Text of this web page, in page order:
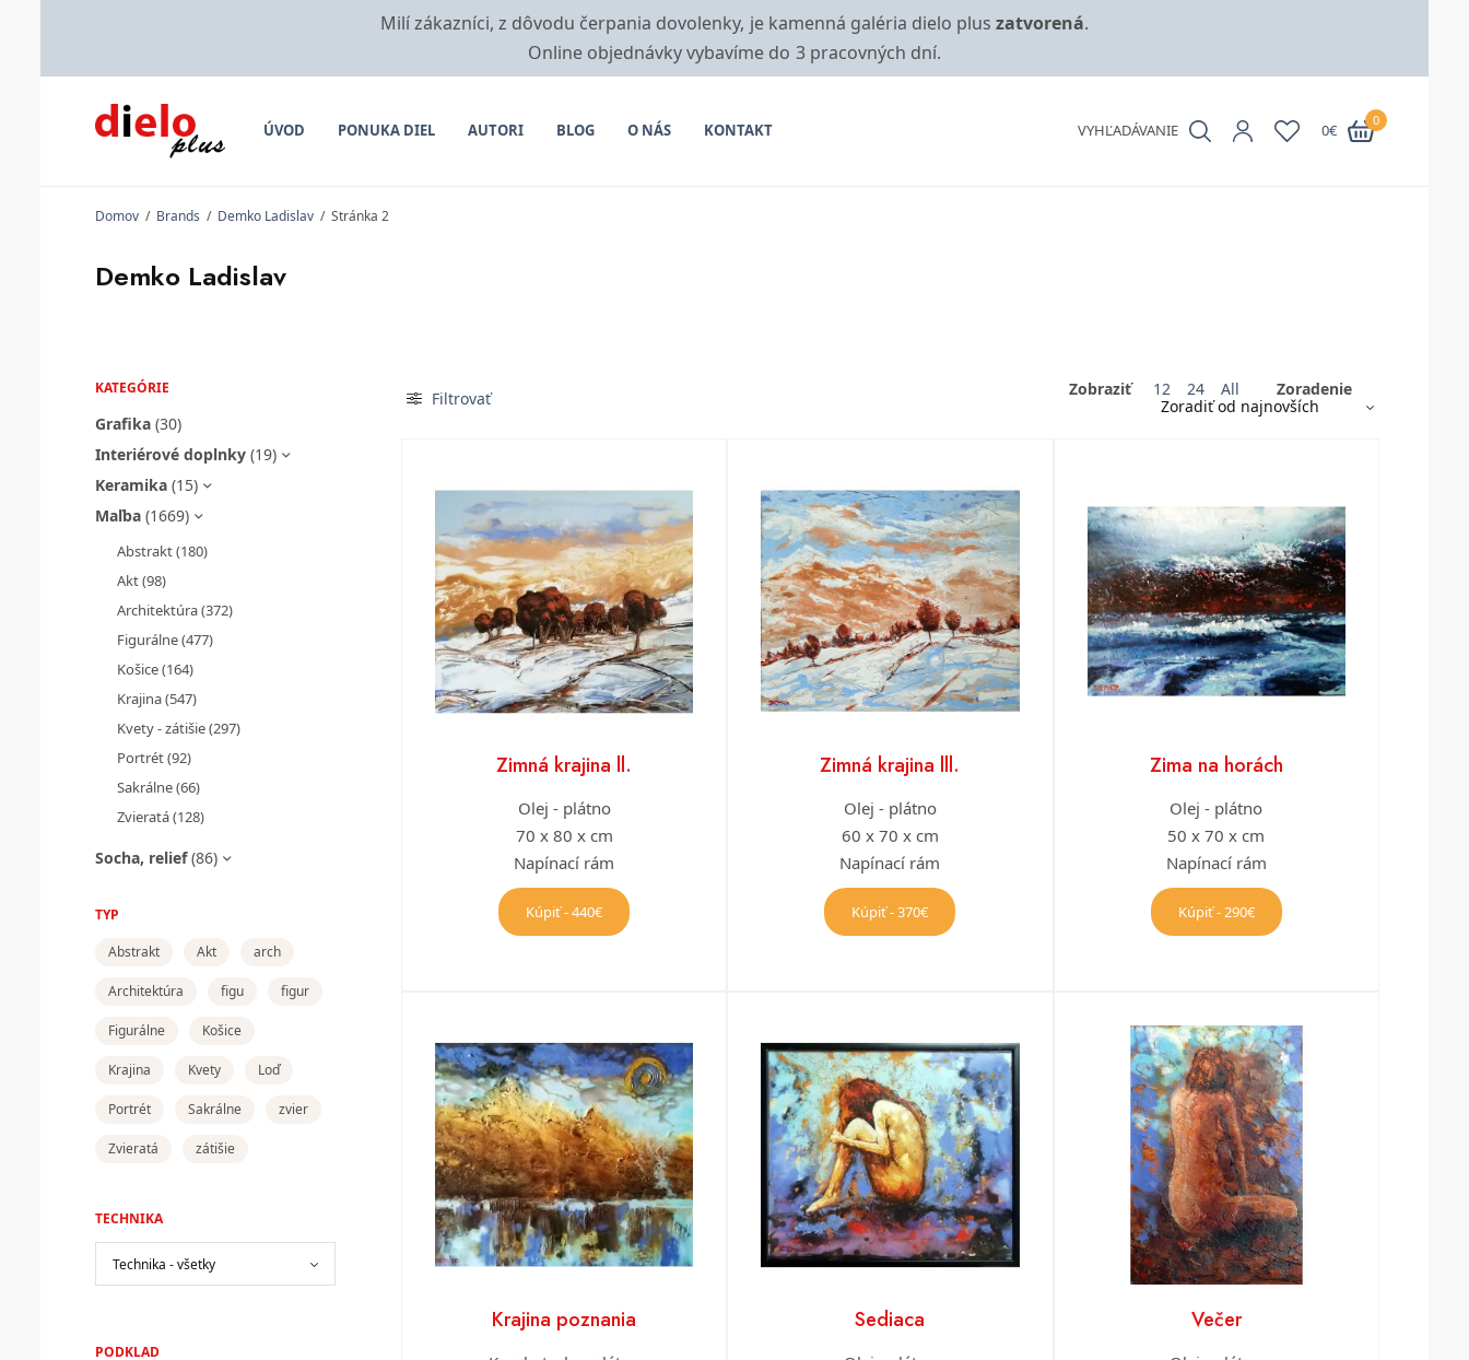
Milí zákazníci, z dôvodu čerpania dovolenky, je kamenná galéria dielo plus zatvorená.
Online objednávky vybavíme do 3 pracovných dní.
ÚVOD PONUKA DIEL AUTORI BLOG O NÁS KONTAKT VYHĽADÁVANIE 0€
0
Domov / Brands / Demko Ladislav / Stránka 2
Demko Ladislav
KATEGÓRIE
Grafika (30)
Interiérové doplnky (19)
Keramika (15)
Maľba (1669)
Abstrakt(180)
Akt(98)
Architektúra(372)
Figurálne(477)
Košice(164)
Krajina(547)
Kvety - zátišie(297)
Portrét(92)
Sakrálne(66)
Zvieratá(128)
Socha, relief (86)
TYP
Abstrakt
Akt arch
Architektúra figu figur
Figurálne Košice
Krajina Kvety Loď
Portrét Sakrálne zvier
Zvieratá zátišie
TECHNIKA
PODKLAD
Filtrovať Zobraziť 12 24 All Zoradenie
Zimná krajina ll.
Olej - plátno
70 x 80 x cm
Napínací rám
Kúpiť - 440€
Zimná krajina lll.
Olej - plátno
60 x 70 x cm
Napínací rám
Kúpiť - 370€
Zima na horách
Olej - plátno
50 x 70 x cm
Napínací rám
Kúpiť - 290€
Krajina poznania Sediaca Večer